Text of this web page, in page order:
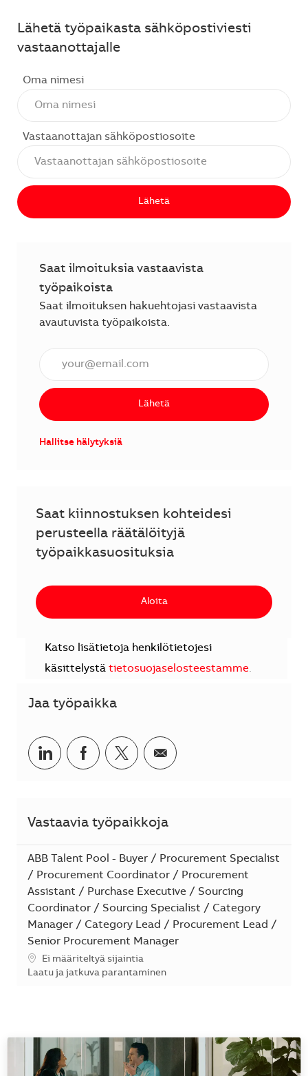
Lähetä työpaikasta sähköpostiviesti
vastaanottajalle
Oma nimesi
Vastaanottajan sähköpostiosoite
Lähetä
Saat ilmoituksia vastaavista
työpaikoista
Saat ilmoituksen hakuehtojasi vastaavista
avautuvista työpaikoista.
Lähetä
Hallitse hälytyksiä
Saat kiinnostuksen kohteidesi
perusteella räätälöityjä
työpaikkasuosituksia
Aloita
Katso lisätietoja henkilötietojesi
käsittelystä tietosuojaselosteestamme.
Jaa työpaikka
Jaa LinkedInissä
Jaa Facebookissa
Jaa Twitterissä
Jaa sähköpostilla
Vastaavia työpaikkoja
ABB Talent Pool - Buyer / Procurement Specialist
/ Procurement Coordinator / Procurement
Assistant / Purchase Executive / Sourcing
Coordinator / Sourcing Specialist / Category
Manager / Category Lead / Procurement Lead /
Senior Procurement Manager
SijaintiEi määriteltyä sijaintia
Kategoria
Laatu ja jatkuva parantaminen